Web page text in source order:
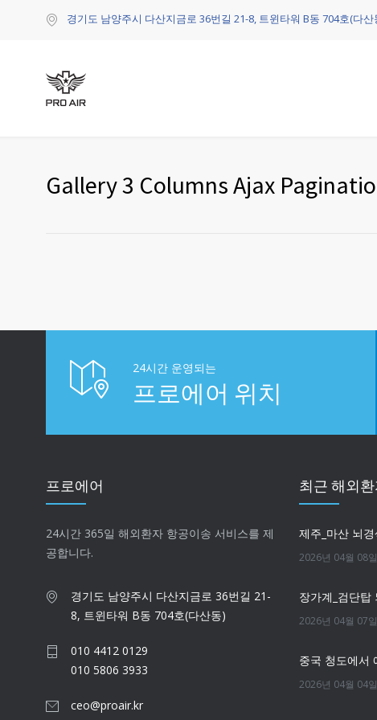
경기도 남양주시 다산지금로 36번길 21-8, 트윈타워 B동 704호(다산
Gallery 3 Columns Ajax
24시간 운영되는
프로에어 위치
프로에어
24시간 365일 해외환자 항공이송 서비스를 제
공합니다.
경기도 남양주시 다산지금로 36번길 21-
8, 트윈타워 B동 704호(다산동)
010 4412 0129
010 5806 3933
ceo@proair.kr
최근 해외
제주_마산 뇌
2026년 04월 08일
장가계_검단탑
2026년 04월 07일
중국 청도에서
2026년 04월 04일